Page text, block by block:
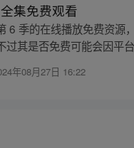
集免费观看
6 季的在线播放免费资源
过其是否免费可能会因平台
年08月27日 16:22